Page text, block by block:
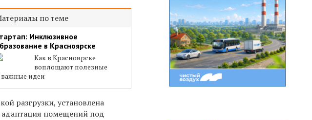
по теме
Инклюзивное
в Красноярске
Как в Красноярске
воплощают полезные
важные идеи
разгрузки, установлена
адаптация помещений под